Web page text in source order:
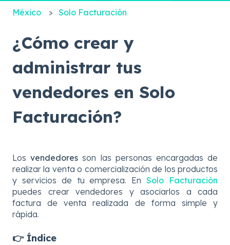
México Solo Facturación
¿Cómo crear y
administrar tus
vendedores en Solo
Facturación?
Losvendedoresson las personas encargadas de
realizar la venta o comercialización de los productos
y servicios de tu empresa. EnSolo Facturación
puedes crear vendedores y asociarlos a cada
factura de venta realizada de forma simple y
rápida.
👉 Índice